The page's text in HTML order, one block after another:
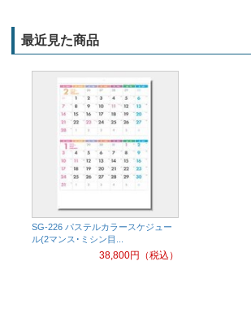
最近見た商品
SG-226 パステルカラースケジュー
ル(2マンス･ミシン目...
38,800円（税込）